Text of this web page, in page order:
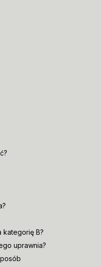
kategorię B?
uprawnia?